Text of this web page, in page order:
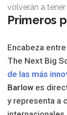
volverán a
Primeros
Encabeza
The Next Big
de las más
Barlow es
y representa a